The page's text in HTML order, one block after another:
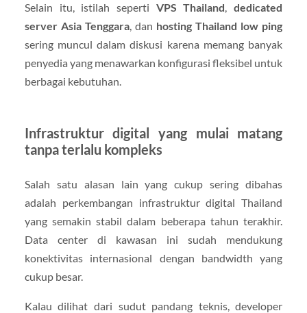
Selain itu, istilah seperti VPS Thailand,dedicated
server Asia Tenggara, dan hosting Thailand low ping
sering muncul dalam diskusi karena memang banyak
penyedia yang menawarkan konfigurasi fleksibel untuk
berbagai kebutuhan.
Infrastruktur digital yang mulai matang
tanpa terlalu kompleks
Salah satu alasan lain yang cukup sering dibahas
adalah perkembangan infrastruktur digital Thailand
yang semakin stabil dalam beberapa tahun terakhir.
Data center di kawasan ini sudah mendukung
konektivitas internasional dengan bandwidth yang
cukup besar.
Kalau dilihat dari sudut pandang teknis, developer